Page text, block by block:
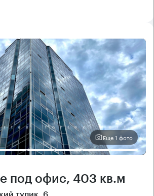
Еще 1 фото
под офис, 403 кв.м